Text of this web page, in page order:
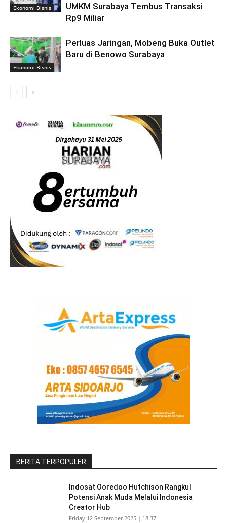
Ekonomi Bisnis
UMKM Surabaya Tembus Transaksi
Rp9 Miliar
Ekonomi Bisnis
Perluas Jaringan, Mobeng Buka Outlet
Baru di Benowo Surabaya
BERITA TERPOPULER
Indosat Ooredoo Hutchison Rangkul
Potensi Anak Muda Melalui Indonesia
Creator Hub
Friday 12 September 2025 | 18:37